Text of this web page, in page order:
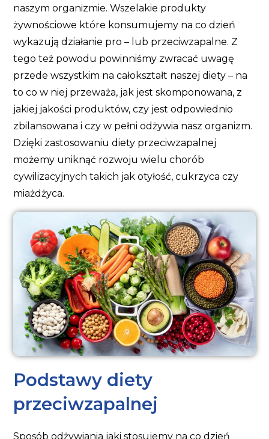
naszym organizmie. Wszelakie produkty
żywnościowe które konsumujemy na co dzień
wykazują działanie pro – lub przeciwzapalne. Z
tego też powodu powinniśmy zwracać uwagę
przede wszystkim na całokształt naszej diety – na
to co w niej przeważa, jak jest skomponowana, z
jakiej jakości produktów, czy jest odpowiednio
zbilansowana i czy w pełni odżywia nasz organizm.
Dzięki zastosowaniu diety przeciwzapalnej
możemy uniknąć rozwoju wielu chorób
cywilizacyjnych takich jak otyłość, cukrzyca czy
miażdżyca.
Podstawy diety
przeciwzapalnej
Sposób odżywiania jaki stosujemy na co dzień